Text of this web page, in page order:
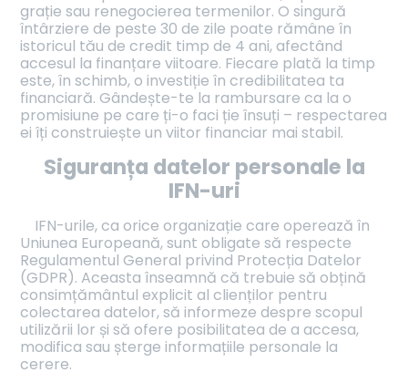
grație sau renegocierea termenilor. O singură
întârziere de peste 30 de zile poate rămâne în
istoricul tău de credit timp de 4 ani, afectând
accesul la finanțare viitoare. Fiecare plată la timp
este, în schimb, o investiție în credibilitatea ta
financiară. Gândește-te la rambursare ca la o
promisiune pe care ți-o faci ție însuți – respectarea
ei îți construiește un viitor financiar mai stabil.
Siguranța datelor personale la
IFN-uri
IFN-urile, ca orice organizație care operează în
Uniunea Europeană, sunt obligate să respecte
Regulamentul General privind Protecția Datelor
(GDPR). Aceasta înseamnă că trebuie să obțină
consimțământul explicit al clienților pentru
colectarea datelor, să informeze despre scopul
utilizării lor și să ofere posibilitatea de a accesa,
modifica sau șterge informațiile personale la
cerere.